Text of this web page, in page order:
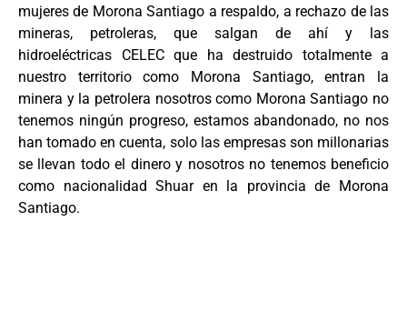
mujeres de Morona Santiago a respaldo, a rechazo de las
mineras, petroleras, que salgan de ahí y las
hidroeléctricas CELEC que ha destruido totalmente a
nuestro territorio como Morona Santiago, entran la
minera y la petrolera nosotros como Morona Santiago no
tenemos ningún progreso, estamos abandonado, no nos
han tomado en cuenta, solo las empresas son millonarias
se llevan todo el dinero y nosotros no tenemos beneficio
como nacionalidad Shuar en la provincia de Morona
Santiago.